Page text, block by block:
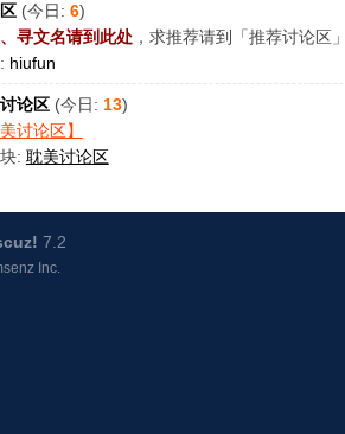
(今日: 6)
寻文名请到此处，求推荐请到「推荐讨论区
hiufun
论区(今日: 13)
美讨论区】
: 耽美讨论区
7.2
Inc.